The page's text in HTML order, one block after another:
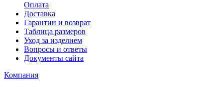
Оплата
Доставка
Гарантии и возврат
Таблица размеров
Уход за изделием
Вопросы и ответы
Документы сайта
Компания